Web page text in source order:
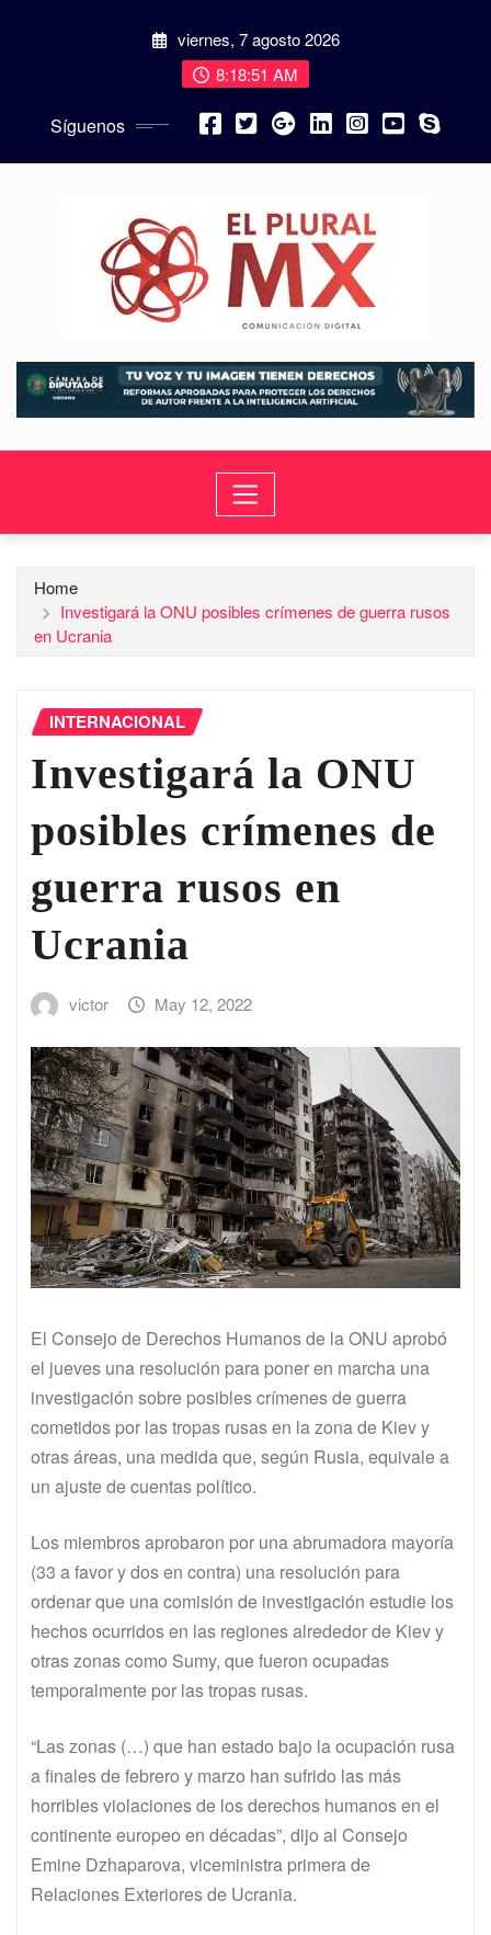
viernes, 7 agosto 2026
8:18:52 AM
Síguenos
Home
Investigará la ONU posibles crímenes de guerra rusos
en Ucrania
INTERNACIONAL
Investigará la ONU
posibles crímenes de
guerra rusos en
Ucrania
victor May 12, 2022
El Consejo de Derechos Humanos de la ONU aprobó
el jueves una resolución para poner en marcha una
investigación sobre posibles crímenes de guerra
cometidos por las tropas rusas en la zona de Kiev y
otras áreas, una medida que, según Rusia, equivale a
un ajuste de cuentas político.
Los miembros aprobaron por una abrumadora mayoría
(33 a favor y dos en contra) una resolución para
ordenar que una comisión de investigación estudie los
hechos ocurridos en las regiones alrededor de Kiev y
otras zonas como Sumy, que fueron ocupadas
temporalmente por las tropas rusas.
“Las zonas (…) que han estado bajo la ocupación rusa
a finales de febrero y marzo han sufrido las más
horribles violaciones de los derechos humanos en el
continente europeo en décadas”, dijo al Consejo
Emine Dzhaparova, viceministra primera de
Relaciones Exteriores de Ucrania.